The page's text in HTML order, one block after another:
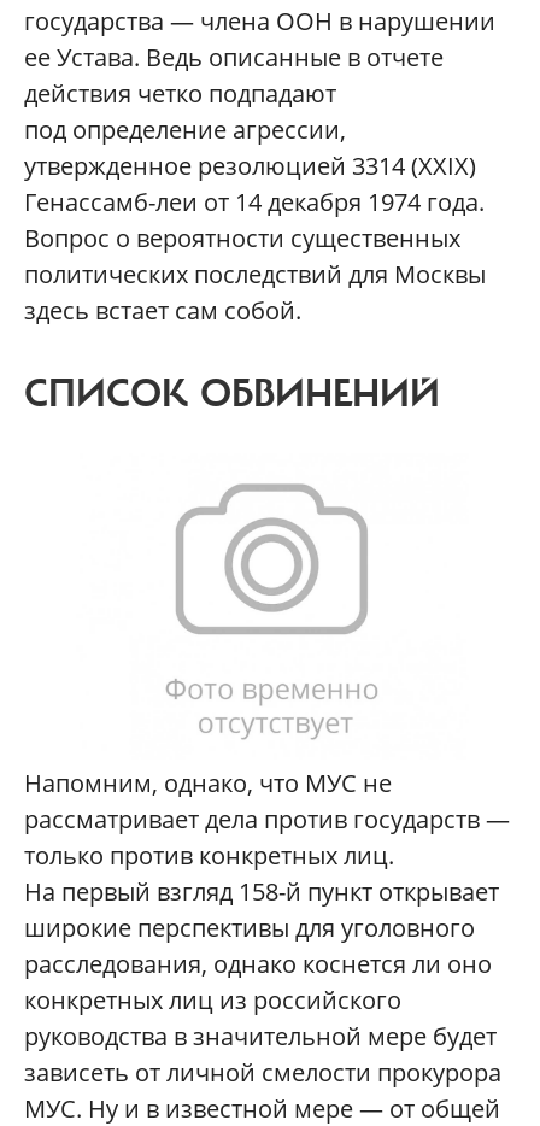
государства — члена ООН в нарушении
ее Устава. Ведь описанные в отчете
действия четко подпадают
под определение агрессии,
утвержденное резолюцией 3314 (XXIX)
Генассамб-леи от 14 декабря 1974 года.
Вопрос о вероятности существенных
политических последствий для Москвы
здесь встает сам собой.
СПИСОК ОБВИНЕНИЙ
Напомним, однако, что МУС не
рассматривает дела против государств —
только против конкретных лиц.
На первый взгляд 158-й пункт открывает
широкие перспективы для уголовного
расследования, однако коснется ли оно
конкретных лиц из российского
руководства в значительной мере будет
зависеть от личной смелости прокурора
МУС. Ну и в известной мере — от общей